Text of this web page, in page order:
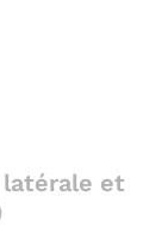
latérale et